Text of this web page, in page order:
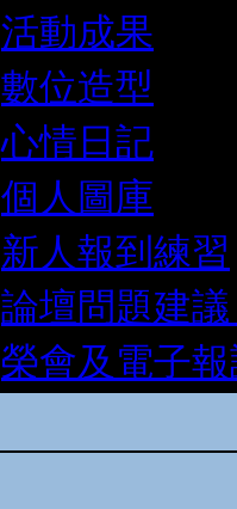
活動成果
數位造型
心情日記
個人圖庫
新人報到練習
論壇問題建議
榮會及電子